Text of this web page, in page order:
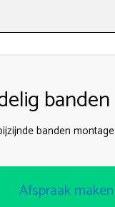
banden
Afspraak maken